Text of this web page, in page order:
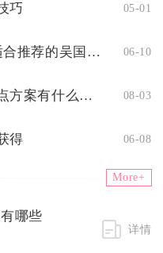
巧 05-01
在少年三国志2中有没有适合推荐的吴国红将 06-10
诛仙手游对狐狸宠物的加点方案有什么建议 08-03
得 06-08
More+
哪些
详情